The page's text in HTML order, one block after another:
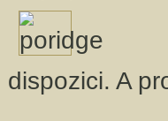
dispozici. A